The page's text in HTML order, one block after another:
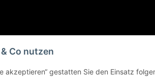
Co nutzen
akzeptieren“ gestatten Sie den Einsatz